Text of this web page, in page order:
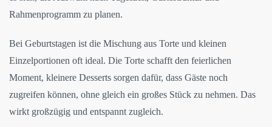
Rahmenprogramm zu planen.
Bei Geburtstagen ist die Mischung aus Torte und kleinen
Einzelportionen oft ideal. Die Torte schafft den feierlichen
Moment, kleinere Desserts sorgen dafür, dass Gäste noch
zugreifen können, ohne gleich ein großes Stück zu nehmen. Das
wirkt großzügig und entspannt zugleich.